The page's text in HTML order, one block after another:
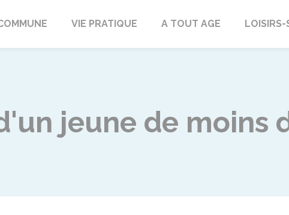
VIE PRATIQUE A TOUT AGE LOISIRS-
jeune de moins